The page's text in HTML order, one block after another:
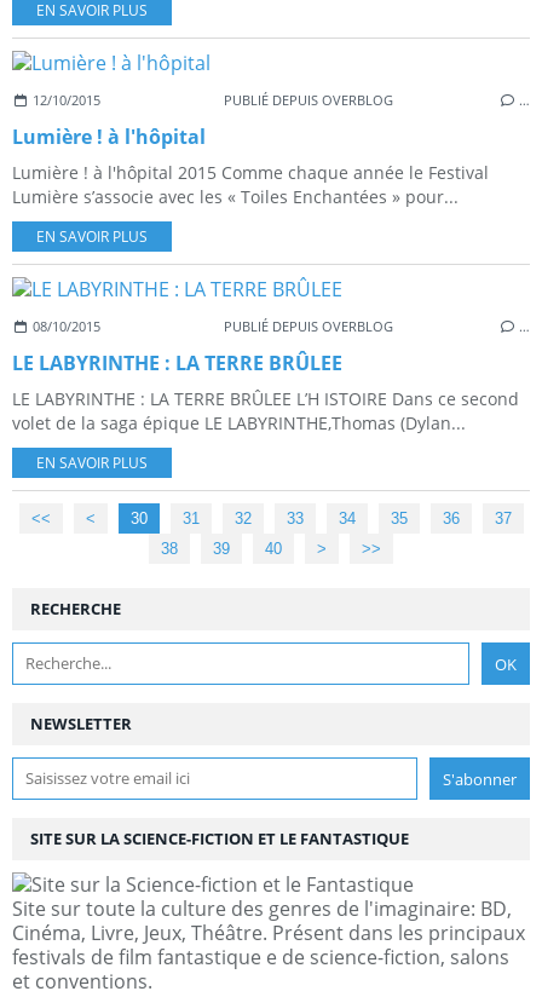
EN SAVOIR PLUS
12/10/2015 PUBLIÉ DEPUIS OVERBLOG …
Lumière ! à l'hôpital
Lumière ! à l'hôpital 2015 Comme chaque année le Festival
Lumière s’associe avec les « Toiles Enchantées » pour...
EN SAVOIR PLUS
08/10/2015 PUBLIÉ DEPUIS OVERBLOG …
LE LABYRINTHE : LA TERRE BRÛLEE
LE LABYRINTHE : LA TERRE BRÛLEE L’H ISTOIRE Dans ce second
volet de la saga épique LE LABYRINTHE,Thomas (Dylan...
EN SAVOIR PLUS
<< < 10
20
30 31 32 33 34 35 36
37
38
39 40 50
> >>
NEWSLETTER
RECHERCHE
SITE SUR LA SCIENCE-FICTION ET LE FANTASTIQUE
Site sur toute la culture des genres de l'imaginaire: BD,
Cinéma, Livre, Jeux, Théâtre. Présent dans les principaux
festivals de film fantastique e de science-fiction, salons
et conventions.